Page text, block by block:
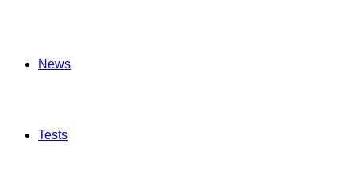
News
Tests